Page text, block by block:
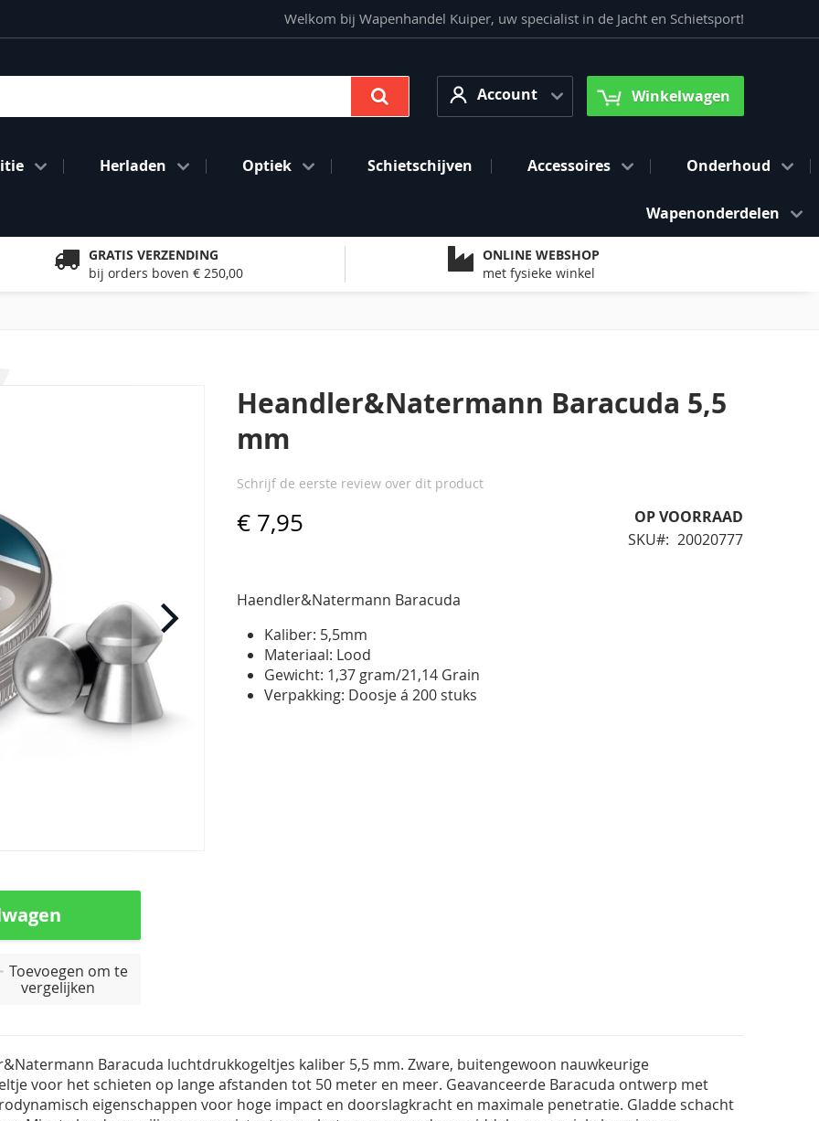
Welkom bij Wapenhandel Kuiper, uw specialist in de Jacht en Schietsport!
AccountAccount Winkelwagen
Herladen Optiek Schietschijven Accessoires Onderhoud
Wapenonderdelen
GRATIS VERZENDING
bij orders boven € 250,00
ONLINE WEBSHOP
met fysieke winkel
Toevoegen om te
vergelijken
Heandler&Natermann Baracuda 5,5
mm
Schrijf de eerste review over dit product
€ 7,95
OP VOORRAAD
SKU
20020777
Haendler&Natermann Baracuda
Kaliber: 5,5mm
Materiaal: Lood
Gewicht: 1,37 gram/21,14 Grain
Verpakking: Doosje á 200 stuks
Baracuda luchtdrukkogeltjes kaliber 5,5 mm. Zware, buitengewoon nauwkeurige
voor het schieten op lange afstanden tot 50 meter en meer. Geavanceerde Baracuda ontwerp met
eigenschappen voor hoge impact en doorslagkracht en maximale penetratie. Gladde schacht